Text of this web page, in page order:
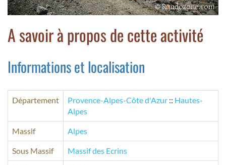
A savoir à propos de cette activité
Informations et localisation
Département Provence-Alpes-Côte d'Azur :: Hautes-
Alpes
Massif Alpes
Sous Massif Massif des Ecrins